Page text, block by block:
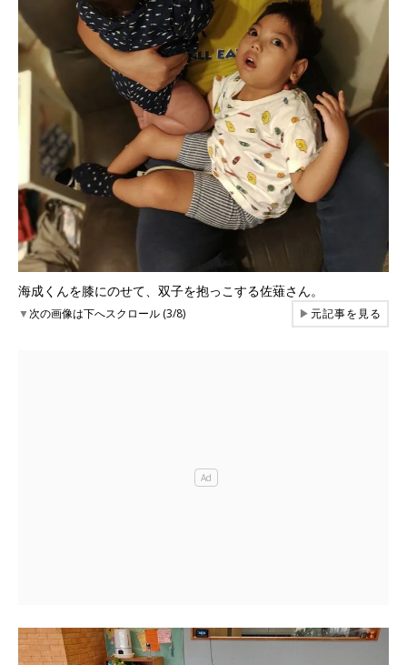
海成くんを膝にのせて、双子を抱っこする佐薙さん。
▼次の画像は下へスクロール (3/8) ▶元記事を見る